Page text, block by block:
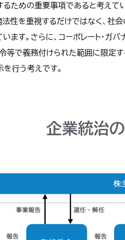
ための重要事項であると考え
性を重視するだけではなく、社
ます。さらに、コーポレート・
等で義務付けられた範囲に限定
行う考えです。
企業統治